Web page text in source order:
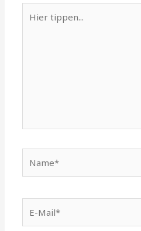
tippen...
Mail*